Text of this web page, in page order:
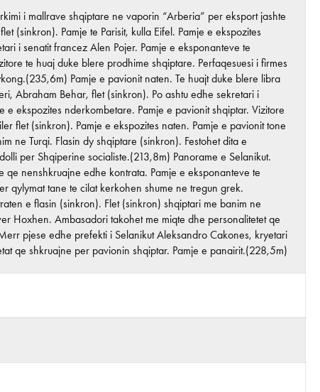
i mallrave shqiptare ne vaporin “Arberia” per eksport jashte
(sinkron). Pamje te Parisit, kulla Eifel. Pamje e ekspozites
i senatit francez Alen Pojer. Pamje e eksponanteve te
te huaj duke blere prodhime shqiptare. Perfaqesuesi i firmes
Pamje e pavionit naten. Te huajt duke blere libra
Abraham Behar, flet (sinkron). Po ashtu edhe sekretari i
e ekspozites nderkombetare. Pamje e pavionit shqiptar. Vizitore
flet (sinkron). Pamje e ekspozites naten. Pamje e pavionit tone
ne Turqi. Flasin dy shqiptare (sinkron). Festohet dita e
per Shqiperine socialiste.(213,8m) Panorame e Selanikut.
qe nenshkruajne edhe kontrata. Pamje e eksponanteve te
qylymat tane te cilat kerkohen shume ne tregun grek.
e flasin (sinkron). Flet (sinkron) shqiptari me banim ne
Hoxhen. Ambasadori takohet me miqte dhe personalitetet qe
pjese edhe prefekti i Selanikut Aleksandro Cakones, kryetari
qe shkruajne per pavionin shqiptar. Pamje e panairit.(228,5m)